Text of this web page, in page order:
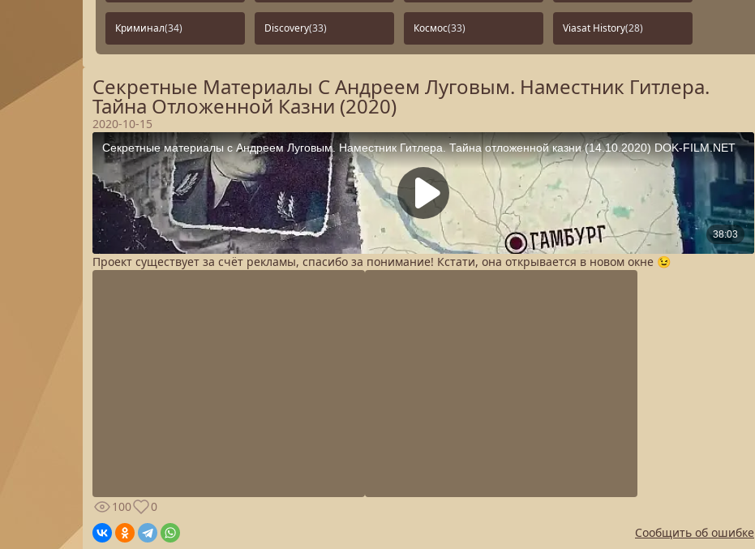
Криминал(34) Discovery(33) Космос(33) Viasat History(28)
Секретные Материалы С Андреем Луговым. Наместник Гитлера.
Тайна Отложенной Казни (2020)
2020-10-15
Проект существует за счёт рекламы, спасибо за понимание! Кстати, она открывается в новом окне 😉
100
0
Сообщить об ошибке